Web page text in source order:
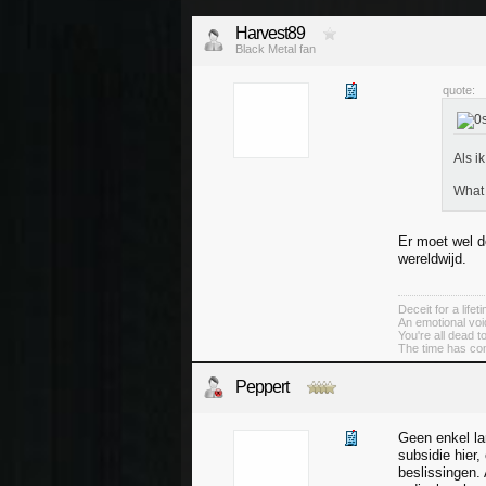
Harvest89
Black Metal fan
quote:
Als
Er moet wel
wereldwijd.
Deceit for a
An emotional
You're all dead
The time has
Peppert
Geen enkel
subsidie hier,